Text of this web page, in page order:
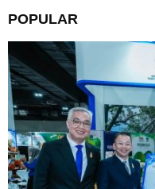
POPULAR